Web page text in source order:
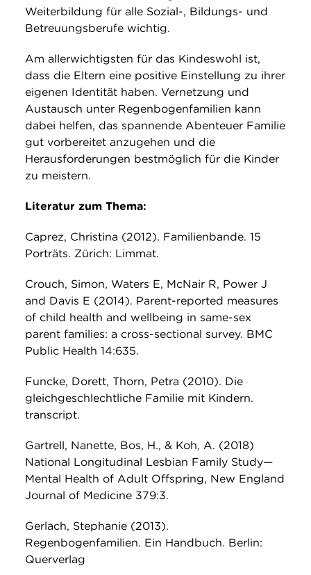
Weiterbildung für alle Sozial-, Bildungs- und
Betreuungsberufe wichtig.
Am allerwichtigsten für das Kindeswohl ist,
dass die Eltern eine positive Einstellung zu ihrer
eigenen Identität haben. Vernetzung und
Austausch unter Regenbogenfamilien kann
dabei helfen, das spannende Abenteuer Familie
gut vorbereitet anzugehen und die
Herausforderungen bestmöglich für die Kinder
zu meistern.
Literatur zum Thema:
Caprez, Christina (2012). Familienbande. 15
Porträts. Zürich: Limmat.
Crouch, Simon, Waters E, McNair R, Power J
and Davis E (2014). Parent-reported measures
of child health and wellbeing in same-sex
parent families: a cross-sectional survey. BMC
Public Health 14:635.
Funcke, Dorett, Thorn, Petra (2010). Die
gleichgeschlechtliche Familie mit Kindern.
transcript.
Gartrell, Nanette, Bos, H., & Koh, A. (2018)
National Longitudinal Lesbian Family Study—
Mental Health of Adult Offspring, New England
Journal of Medicine 379:3.
Gerlach, Stephanie (2013).
Regenbogenfamilien. Ein Handbuch. Berlin:
Querverlag